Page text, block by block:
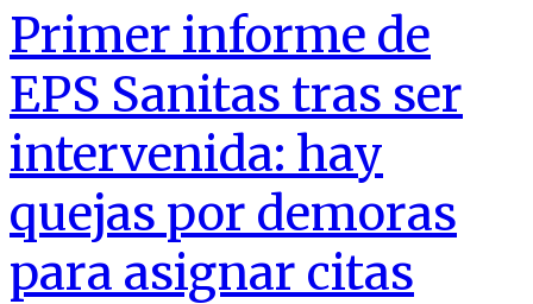
Primer informe de
EPS Sanitas tras ser
intervenida: hay
quejas por demoras
para asignar citas